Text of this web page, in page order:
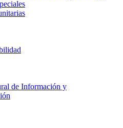
de Información y